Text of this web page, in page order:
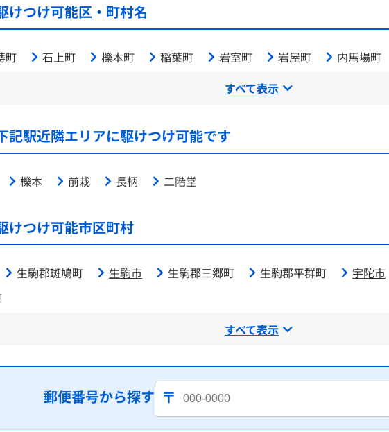
けつけ可能区・町村名
町 石上町 櫟本町 稲葉町 岩室町 岩屋町 内馬場町
すべて表示
記駅近隣エリアに駆けつけ可能です
櫟本 前栽 長柄 二階堂
けつけ可能市区町村
生駒郡斑鳩町 生駒市 生駒郡三郷町 生駒郡平群町 宇陀市
すべて表示
郵便番号から探す